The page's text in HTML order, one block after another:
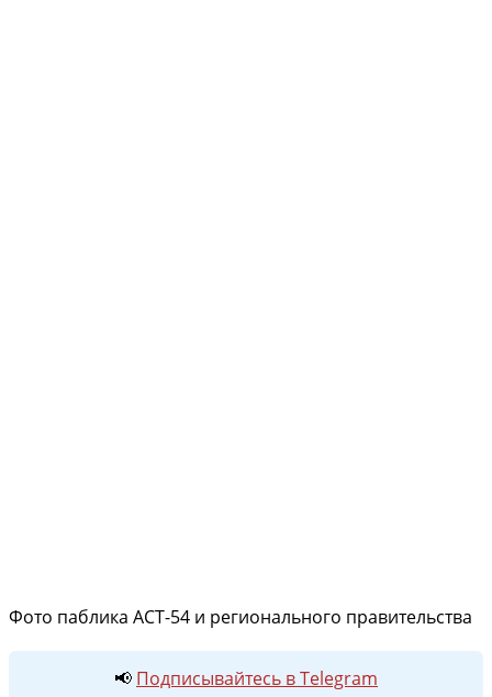
Фото паблика АСТ-54 и регионального правительства
📢 Подписывайтесь в Telegram